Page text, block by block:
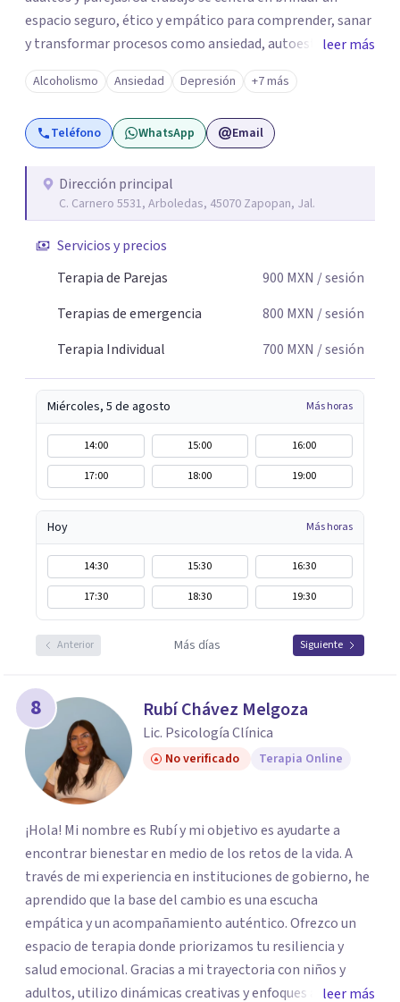
espacio seguro, ético y empático para comprender, sanar
y transformar procesos como ansiedad, autoestima,
duelos, conflictos familiares y crisis personales.
Acompaña desde una mirada humana e integral,
favoreciendo el autoconocimiento, la regulación
emocional y el equilibrio interno. 💖 💕 💫 🔥 🌹 Como
consciente, saludable y respetuosa. Acompaña procesos
relacionados con identidad sexual, educación sexual,
sanación de la historia sexual personal. Su enfoque
integra cuerpo, emociones y conciencia, promoviendo
con el bienestar emocional. ✨ “Acompaño el alma a
sanar, recordando el equilibrio entre mente, cuerpo,
consciente.” 💫
leer más
Alcoholismo Ansiedad Depresión +7 más
Teléfono WhatsApp Email
Dirección principal
C. Carnero 5531, Arboledas, 45070 Zapopan, Jal.
Servicios y precios
Terapia de Parejas
900 MXN / sesión
Terapias de emergencia
800 MXN / sesión
Terapia Individual
700 MXN / sesión
Miércoles, 5 de agosto Más horas
14:00 15:00
16:00
17:00
18:00 19:00
Hoy Más horas
14:30 15:30
16:30
17:30
18:30 19:30
Anterior Más días Siguiente
8 Rubí Chávez Melgoza
Lic. Psicología Clínica
No verificado Terapia Online
¡Hola! Mi nombre es Rubí y mi objetivo es ayudarte a
encontrar bienestar en medio de los retos de la vida. A
través de mi experiencia en instituciones de gobierno, he
aprendido que la base del cambio es una escucha
empática y un acompañamiento auténtico. ​Ofrezco un
espacio de terapia donde priorizamos tu resiliencia y
salud emocional. Gracias a mi trayectoria con niños y
adultos, utilizo dinámicas creativas y enfoques adaptados
leer más